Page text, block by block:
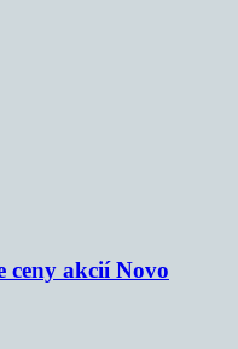
ceny akcií Novo